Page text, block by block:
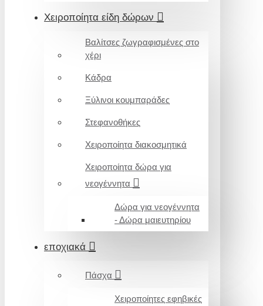
Χειροποίητα είδη δώρων
Βαλίτσες ζωγραφισμένες στο
χέρι
Κάδρα
Ξύλινοι κουμπαράδες
Στεφανοθήκες
Χειροποίητα διακοσμητικά
Χειροποίητα δώρα για
νεογέννητα
Δώρα για νεογέννητα
- Δώρα μαιευτηρίου
εποχιακά
Πάσχα
Χειροποίητες εφηβικές